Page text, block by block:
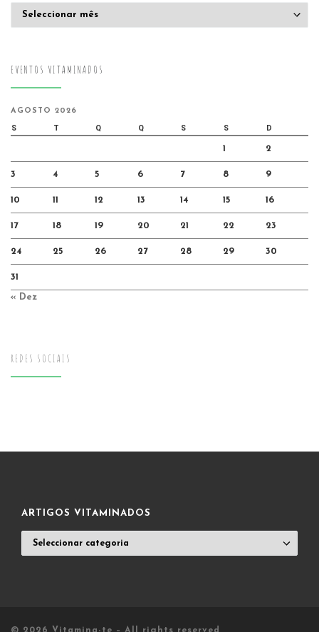
EVENTOS VITAMINADOS
AGOSTO 2026
S T Q Q S S D
1 2
3 4 5 6 7 8 9
10 11 12 13 14 15 16
17 18 19 20 21 22 23
24 25 26 27 28 29 30
31
« Dez
REDES SOCIAIS
ARTIGOS VITAMINADOS
VITAMINADOS